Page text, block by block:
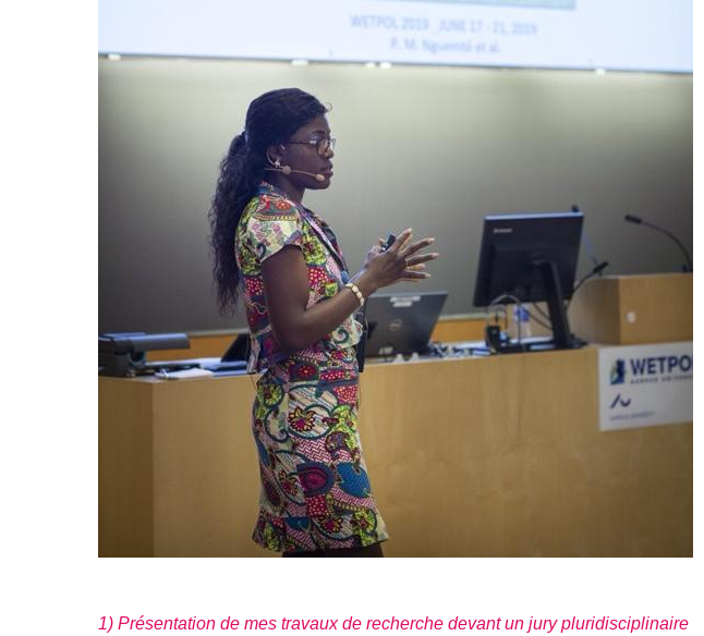
1) Présentation de mes travaux de recherche devant un jury pluridisciplinaire